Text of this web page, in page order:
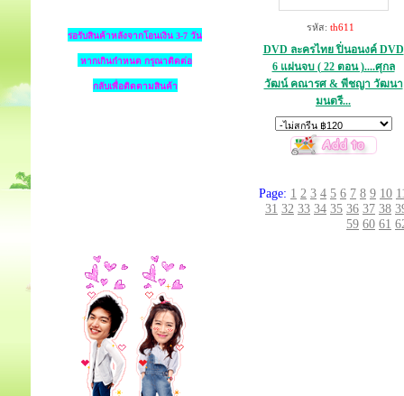
รอรับสินค้าหลังจากโอนเงิน 3-7 วัน
หากเกินกำหนด กรุณาติดต่อ
กลับเพื่อติดตามสินค้า
รหัส: th611
DVD ละครไทย ปิ่นอนงค์ DVD
6 แผ่นจบ ( 22 ตอน )....ศุกล
วัฒน์ คณารศ & พีชญา วัฒนา
มนตรี...
Page: 1 2 3 4 5 6 7 8 9 10
31 32 33 34 35 36 37 38
59 60 61